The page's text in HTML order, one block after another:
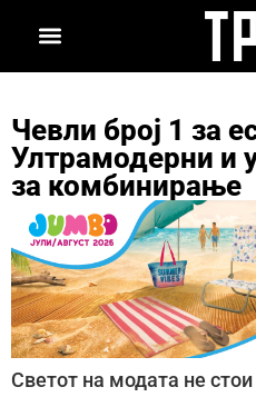
Чевли број 1 за
Ултрамодерни и
за комбинирање
Светот на модата не